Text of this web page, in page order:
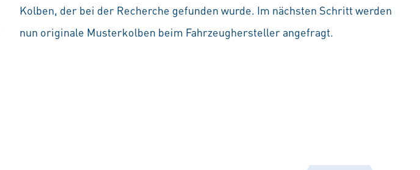
Kolben, der bei der Recherche gefunden wurde. Im nächsten Schritt werden
nun originale Musterkolben beim Fahrzeughersteller angefragt.